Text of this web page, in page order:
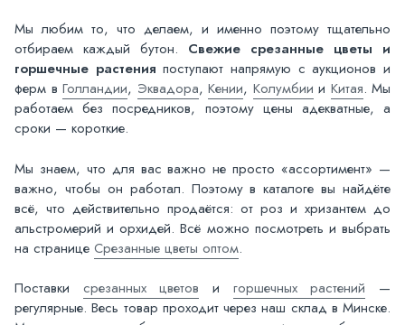
Мы любим то, что делаем, и именно поэтому тщательно
отбираем каждый бутон. Свежие срезанные цветы и
горшечные растения поступают напрямую с аукционов и
ферм в Голландии, Эквадора, Кении, Колумбии и Китая. Мы
работаем без посредников, поэтому цены адекватные, а
сроки — короткие.
Мы знаем, что для вас важно не просто «ассортимент» —
важно, чтобы он работал. Поэтому в каталоге вы найдёте
всё, что действительно продаётся: от роз и хризантем до
альстромерий и орхидей. Всё можно посмотреть и выбрать
на странице Срезанные цветы оптом.
Поставки срезанных цветов и горшечных растений —
регулярные. Весь товар проходит через наш склад в Минске.